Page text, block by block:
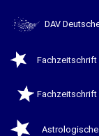
DAV
Fachzeitschrift
Fachzeitschrift